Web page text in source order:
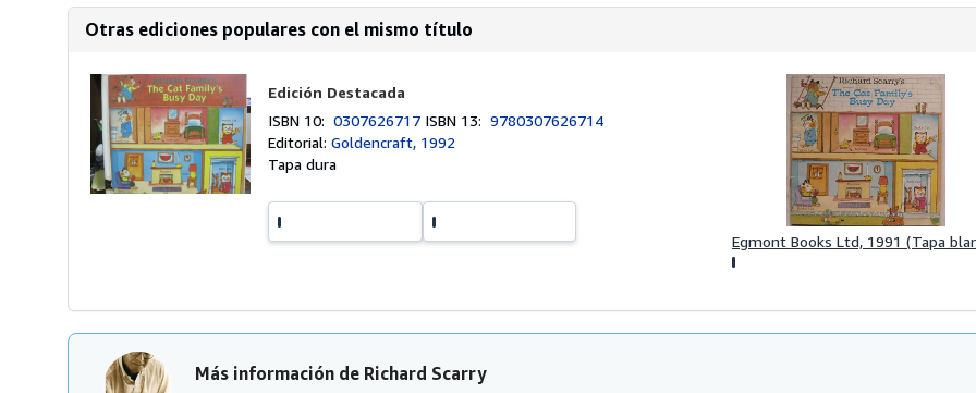
Otras ediciones populares con el mismo título
Edición Destacada
ISBN 10:0307626717 ISBN 13:9780307626714
Editorial:Goldencraft, 1992
Tapa dura
Egmont Books Ltd, 1991 (Tapa
Más información de Richard Scarry